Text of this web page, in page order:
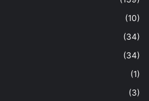
(10)
(34)
(34)
(1)
(3)